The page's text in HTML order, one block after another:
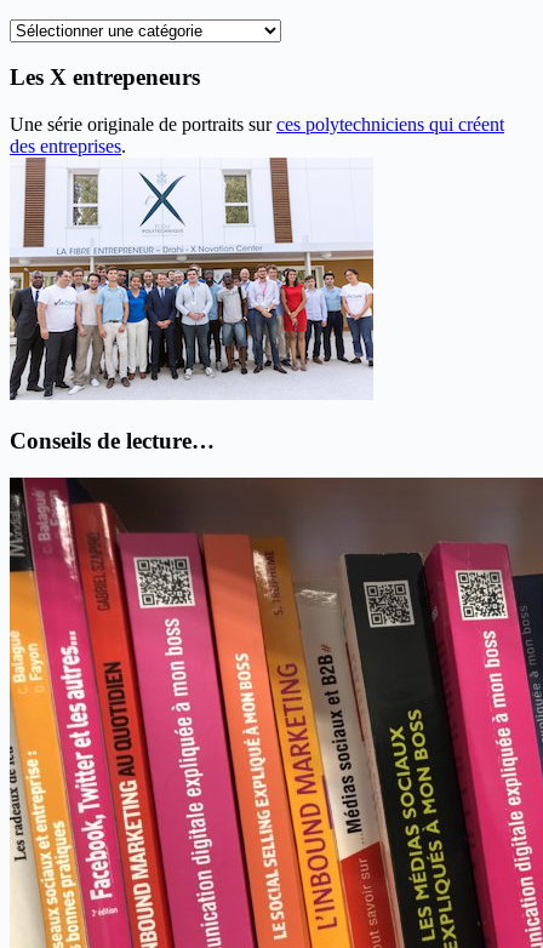
Recherche
Les X entrepeneurs
Une série originale de portraits surces polytechniciens qui créent
des entreprises.
Conseils de lecture…